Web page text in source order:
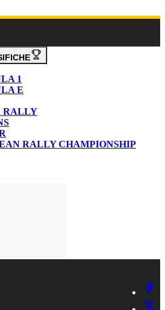
1
E
RALLY
RALLY CHAMPIONSHIP